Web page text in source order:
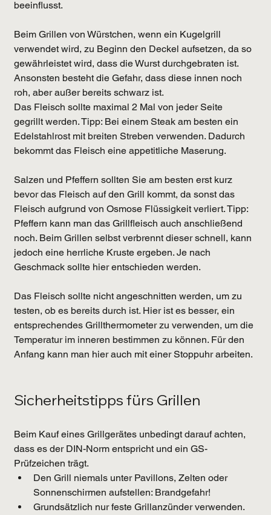
beeinflusst.
Beim Grillen von Würstchen, wenn ein Kugelgrill
verwendet wird, zu Beginn den Deckel aufsetzen, da so
gewährleistet wird, dass die Wurst durchgebraten ist.
Ansonsten besteht die Gefahr, dass diese innen noch
roh, aber außer bereits schwarz ist.
Das Fleisch sollte maximal 2 Mal von jeder Seite
gegrillt werden. Tipp: Bei einem Steak am besten ein
Edelstahlrost mit breiten Streben verwenden. Dadurch
bekommt das Fleisch eine appetitliche Maserung.
Salzen und Pfeffern sollten Sie am besten erst kurz
bevor das Fleisch auf den Grill kommt, da sonst das
Fleisch aufgrund von Osmose Flüssigkeit verliert. Tipp:
Pfeffern kann man das Grillfleisch auch anschließend
noch. Beim Grillen selbst verbrennt dieser schnell, kann
jedoch eine herrliche Kruste ergeben. Je nach
Geschmack sollte hier entschieden werden.
Das Fleisch sollte nicht angeschnitten werden, um zu
testen, ob es bereits durch ist. Hier ist es besser, ein
entsprechendes Grillthermometer zu verwenden, um die
Temperatur im inneren bestimmen zu können. Für den
Anfang kann man hier auch mit einer Stoppuhr arbeiten.
Sicherheitstipps fürs Grillen
Beim Kauf eines Grillgerätes unbedingt darauf achten,
dass es der DIN-Norm entspricht und ein GS-
Prüfzeichen trägt.
Den Grill niemals unter Pavillons, Zelten oder
Sonnenschirmen aufstellen: Brandgefahr!
Grundsätzlich nur feste Grillanzünder verwenden.